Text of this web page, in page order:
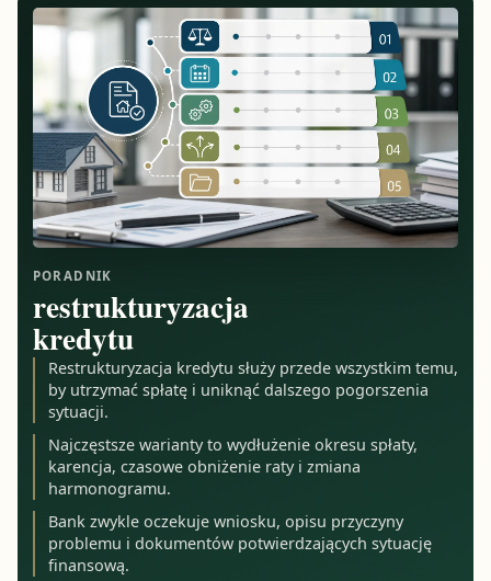
PORADNIK
restrukturyzacja
kredytu
Restrukturyzacja kredytu służy przede wszystkim temu,
by utrzymać spłatę i uniknąć dalszego pogorszenia
sytuacji.
Najczęstsze warianty to wydłużenie okresu spłaty,
karencja, czasowe obniżenie raty i zmiana
harmonogramu.
Bank zwykle oczekuje wniosku, opisu przyczyny
problemu i dokumentów potwierdzających sytuację
finansową.